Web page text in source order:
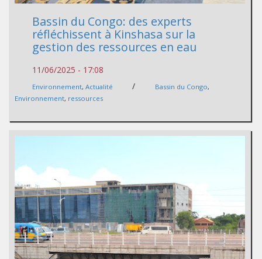
Bassin du Congo: des experts
réfléchissent à Kinshasa sur la
gestion des ressources en eau
11/06/2025 - 17:08
Environnement, Actualité / Bassin du Congo,
Environnement, ressources